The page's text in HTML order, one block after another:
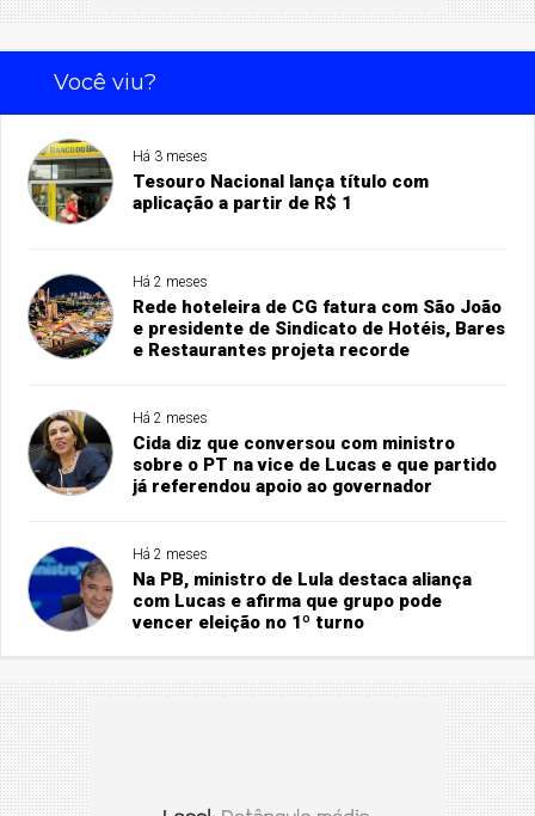
Você viu?
Há 3 meses
Tesouro Nacional lança título com
aplicação a partir de R$ 1
Há 2 meses
Rede hoteleira de CG fatura com São João
e presidente de Sindicato de Hotéis, Bares
e Restaurantes projeta recorde
Há 2 meses
Cida diz que conversou com ministro
sobre o PT na vice de Lucas e que partido
já referendou apoio ao governador
Há 2 meses
Na PB, ministro de Lula destaca aliança
com Lucas e afirma que grupo pode
vencer eleição no 1º turno